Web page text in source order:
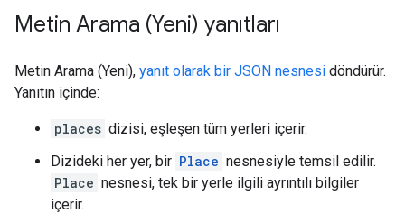
Metin Arama (Yeni) yanıtları
Metin Arama (Yeni), yanıt olarak bir JSON nesnesi döndürür.
Yanıtın içinde:
places dizisi, eşleşen tüm yerleri içerir.
Dizideki her yer, bir Place nesnesiyle temsil edilir.
Place nesnesi, tek bir yerle ilgili ayrıntılı bilgiler
içerir.